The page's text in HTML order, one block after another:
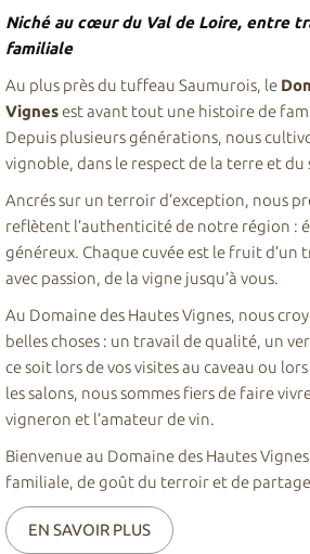
Niché au cœur du Val de Loire, entre
familiale
Au plus près du tuffeau Saumurois, le
Vignesest avant tout une histoire de
Depuis plusieurs générations, nous
vignoble, dans le respect de la terre et du
Ancrés sur un terroir d’exception, nous
reflètent l’authenticité de notre région :
généreux. Chaque cuvée est le fruit d’un
avec passion, de la vigne jusqu’à vous.
Au Domaine des Hautes Vignes, nous
belles choses : un travail de qualité, un
ce soit lors de vos visites au caveau ou
les salons, nous sommes fiers de faire
vigneron et l’amateur de vin.
Bienvenue au Domaine des Hautes
familiale, de goût du terroir et de
EN SAVOIR PLUS